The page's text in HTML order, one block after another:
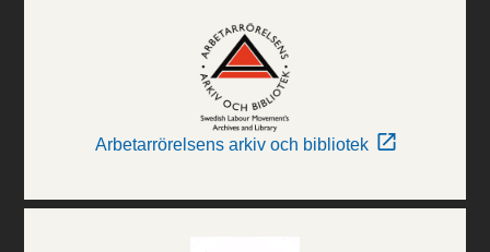
Arbetarrörelsens arkiv och bibliotek